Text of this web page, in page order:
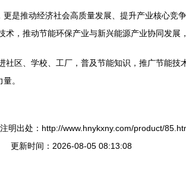
是推动经济社会高质量发展、提升产业核心
，推动节能环保产业与新兴能源产业协同发展
区、学校、工厂，普及节能知识，推广节能
。
明出处：http://www.hnykxny.com/product/
更新时间：2026-08-05 08:13:08